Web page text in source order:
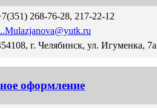
268-76-28, 217-22-12
г. Челябинск, ул. Игуменка, 7а
оформление